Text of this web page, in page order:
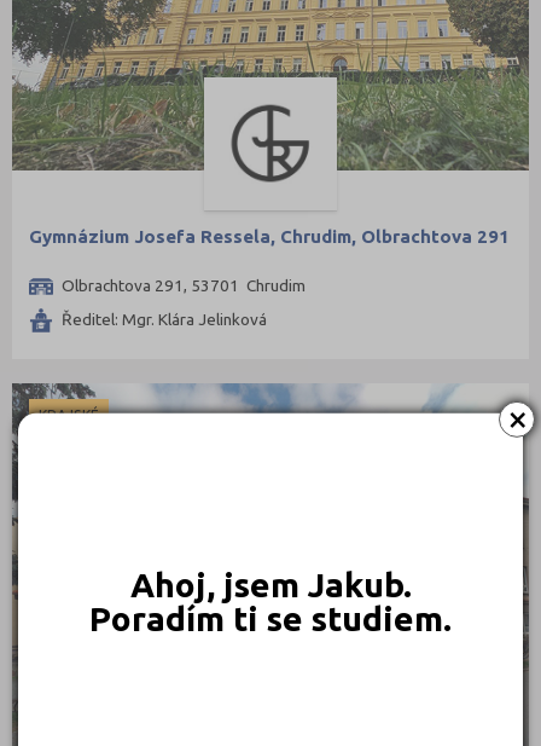
×
Ahoj, jsem Jakub.
Poradím ti se studiem.
Gymnázium Josefa Ressela, Chrudim, Olbrachtova 291
Olbrachtova 291, 53701 Chrudim
Ředitel: Mgr. Klára Jelinková
KRAJSKÉ